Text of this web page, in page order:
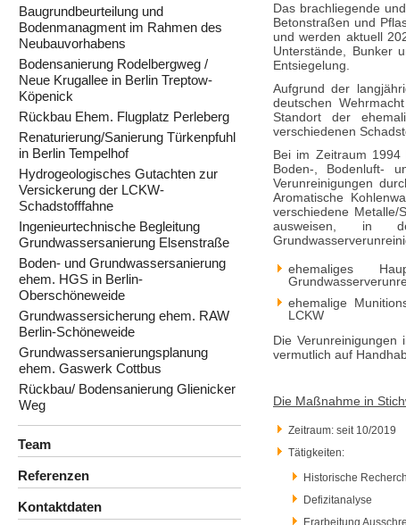
Baugrundbeurteilung und
Bodenmanagment im Rahmen des
Neubauvorhabens
Bodensanierung Rodelbergweg /
Neue Krugallee in Berlin Treptow-
Köpenick
Rückbau Ehem. Flugplatz Perleberg
Renaturierung/Sanierung Türkenpfuhl
in Berlin Tempelhof
Hydrogeologisches Gutachten zur
Versickerung der LCKW-
Schadstofffahne
Ingenieurtechnische Begleitung
Grundwassersanierung Elsenstraße
Boden- und Grundwassersanierung
ehem. HGS in Berlin-
Oberschöneweide
Grundwassersicherung ehem. RAW
Berlin-Schöneweide
Grundwassersanierungsplanung
ehem. Gaswerk Cottbus
Rückbau/ Bodensanierung Glienicker
Weg
Team
Referenzen
Kontaktdaten
Das brachliegende
Betonstraßen und
und werden aktuell
Unterstände, Bunker
Entsiegelung.
Aufgrund der
deutschen
Standort der
verschiedenen
Bei im Zeitraum 1994
Boden-, Bodenluft-
Verunreinigungen
Aromatische
verschiedene Metalle/
ausweisen, in
ehemaliges
ehemalige
LCKW
Die Verunreinigungen
vermutlich auf
Die Maßnahme in
Zeitraum: seit 10/2019
Tätigkeiten:
Historische
Defizitanalyse
Erarbeitung